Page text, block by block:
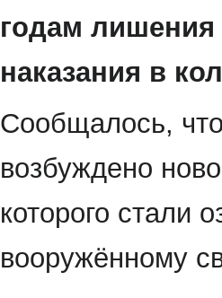
годам
наказания в
Сообщалось,
возбуждено
которого стали
вооружённому